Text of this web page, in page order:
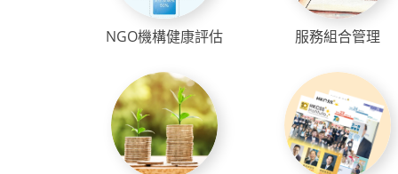
NGO機構健康評估 服務組合管理